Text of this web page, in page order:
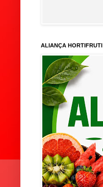
ALIANÇA HORTIFRUTI